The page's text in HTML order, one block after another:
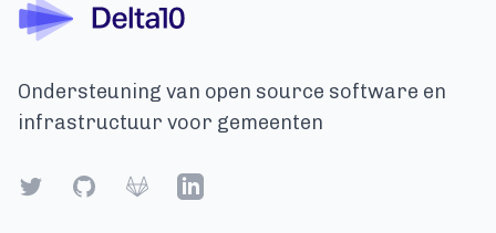
Ondersteuning van open source software en
infrastructuur voor gemeenten
TwitterGitHubGitlab LinkedIn